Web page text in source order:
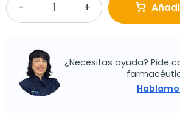
¿Necesitas ayuda? Pide